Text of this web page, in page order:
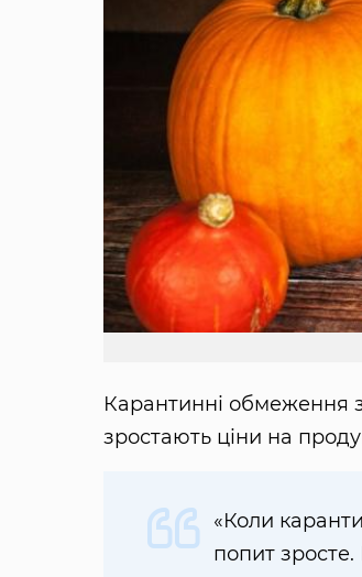
Карантинні обмеження
зростають ціни на
«Коли
попит